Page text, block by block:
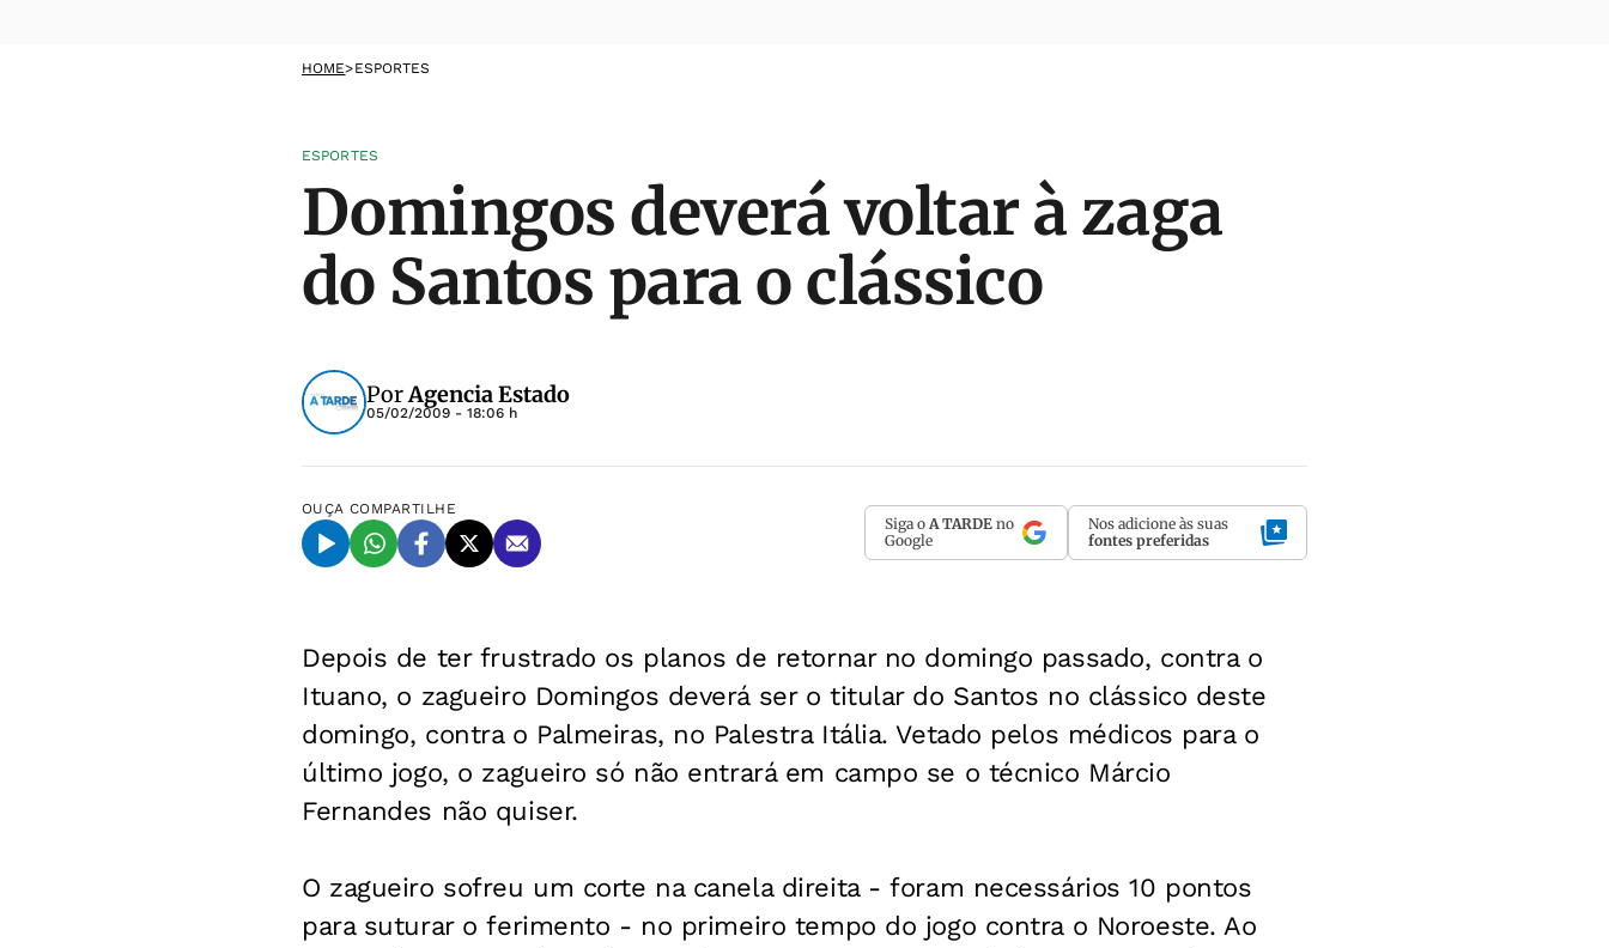
HOME>ESPORTES
ESPORTES
Domingos deverá voltar à zaga
do Santos para o clássico
PorAgencia Estado
05/02/2009 - 18:06 h
OUÇA COMPARTILHE
Siga o A TARDE no
Google
Nos adicione às suas
fontes preferidas
Depois de ter frustrado os planos de retornar no domingo passado, contra o
Ituano, o zagueiro Domingos deverá ser o titular do Santos no clássico deste
domingo, contra o Palmeiras, no Palestra Itália. Vetado pelos médicos para o
último jogo, o zagueiro só não entrará em campo se o técnico Márcio
Fernandes não quiser.
O zagueiro sofreu um corte na canela direita - foram necessários 10 pontos
para suturar o ferimento - no primeiro tempo do jogo contra o Noroeste. Ao